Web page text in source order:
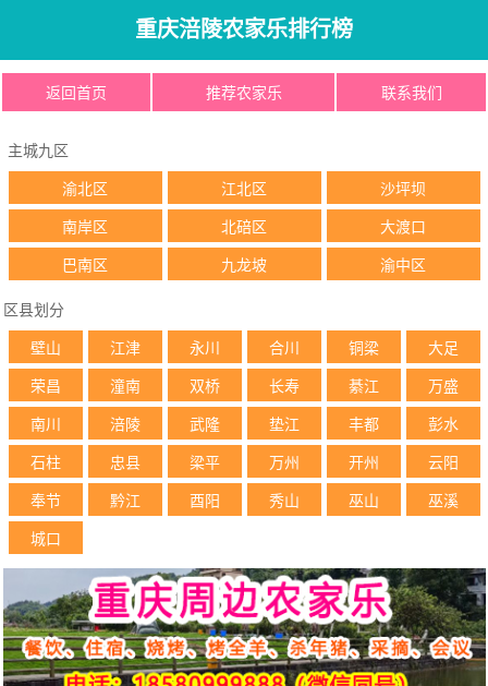
重庆涪陵农家乐排行榜
返回首页 推荐农家乐 联系我们
主城九区
渝北区 江北区 沙坪坝
南岸区 北碚区 大渡口
巴南区 九龙坡 渝中区
区县划分
壁山 江津 永川 合川 铜梁 大足
荣昌 潼南 双桥 长寿 綦江 万盛
南川 涪陵 武隆 垫江 丰都 彭水
石柱 忠县 梁平 万州 开州 云阳
奉节 黔江 酉阳 秀山 巫山 巫溪
城口